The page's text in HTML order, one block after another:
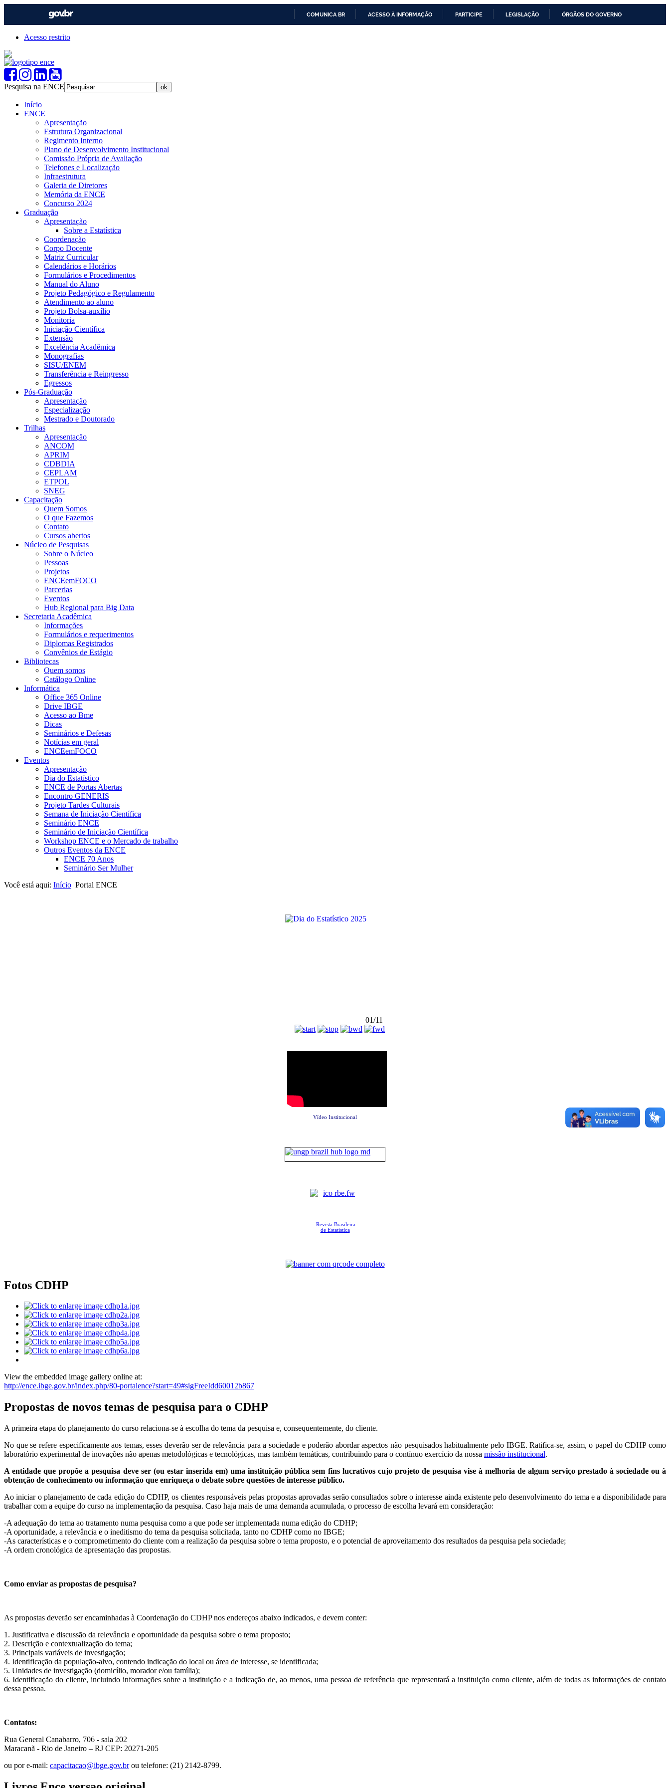
COMUNICA BR ACESSO À INFORMAÇÃO PARTICIPE LEGISLAÇÃO ÓRGÃOS DO GOVERNO
Acesso restrito
Pesquisa na ENCE
Início
ENCE
Apresentação
Estrutura Organizacional
Regimento Interno
Plano de Desenvolvimento Institucional
Comissão Própria de Avaliação
Telefones e Localização
Infraestrutura
Galeria de Diretores
Memória da ENCE
Concurso 2024
Graduação
Apresentação
Sobre a Estatística
Coordenação
Corpo Docente
Matriz Curricular
Calendários e Horários
Formulários e Procedimentos
Manual do Aluno
Projeto Pedagógico e Regulamento
Atendimento ao aluno
Projeto Bolsa-auxílio
Monitoria
Iniciação Científica
Extensão
Excelência Acadêmica
Monografias
SISU/ENEM
Transferência e Reingresso
Egressos
Pós-Graduação
Apresentação
Especialização
Mestrado e Doutorado
Trilhas
Apresentação
ANCOM
APRIM
CDBDIA
CEPLAM
ETPOL
SNEG
Capacitação
Quem Somos
O que Fazemos
Contato
Cursos abertos
Núcleo de Pesquisas
Sobre o Núcleo
Pessoas
Projetos
ENCEemFOCO
Parcerias
Eventos
Hub Regional para Big Data
Secretaria Acadêmica
Informações
Formulários e requerimentos
Diplomas Registrados
Convênios de Estágio
Bibliotecas
Quem somos
Catálogo Online
Informática
Office 365 Online
Drive IBGE
Acesso ao Bme
Dicas
Seminários e Defesas
Notícias em geral
ENCEemFOCO
Eventos
Apresentação
Dia do Estatístico
ENCE de Portas Abertas
Encontro GENERIS
Projeto Tardes Culturais
Semana de Iniciação Científica
Seminário ENCE
Seminário de Iniciação Científica
Workshop ENCE e o Mercado de trabalho
Outros Eventos da ENCE
ENCE 70 Anos
Seminário Ser Mulher
Você está aqui: Início Portal ENCE
01/11
Vídeo Institucional
Revista Brasileira
de Estatística
Fotos CDHP
View the embedded image gallery online at:
http://ence.ibge.gov.br/index.php/80-portalence?start=49#sigFreeIdd60012b867
Propostas de novos temas de pesquisa para o CDHP
A primeira etapa do planejamento do curso relaciona-se à escolha do tema da pesquisa e, consequentemente, do cliente.
No que se refere especificamente aos temas, esses deverão ser de relevância para a sociedade e poderão abordar aspectos não pesquisados habitualmente pelo IBGE. Ratifica-se, assim, o papel do CDHP como
laboratório experimental de inovações não apenas metodológicas e tecnológicas, mas também temáticas, contribuindo para o contínuo exercício da nossa missão institucional.
A entidade que propõe a pesquisa deve ser (ou estar inserida em) uma instituição pública sem fins lucrativos cujo projeto de pesquisa vise à melhoria de algum serviço prestado à sociedade ou à
obtenção de conhecimento ou informação que enriqueça o debate sobre questões de interesse público.
Ao iniciar o planejamento de cada edição do CDHP, os clientes responsáveis pelas propostas aprovadas serão consultados sobre o interesse ainda existente pelo desenvolvimento do tema e a disponibilidade para
trabalhar com a equipe do curso na implementação da pesquisa. Caso haja mais de uma demanda acumulada, o processo de escolha levará em consideração:
-A adequação do tema ao tratamento numa pesquisa como a que pode ser implementada numa edição do CDHP;
-A oportunidade, a relevância e o ineditismo do tema da pesquisa solicitada, tanto no CDHP como no IBGE;
-As características e o comprometimento do cliente com a realização da pesquisa sobre o tema proposto, e o potencial de aproveitamento dos resultados da pesquisa pela sociedade;
-A ordem cronológica de apresentação das propostas.
Como enviar as propostas de pesquisa?
As propostas deverão ser encaminhadas à Coordenação do CDHP nos endereços abaixo indicados, e devem conter:
1. Justificativa e discussão da relevância e oportunidade da pesquisa sobre o tema proposto;
2. Descrição e contextualização do tema;
3. Principais variáveis de investigação;
4. Identificação da população-alvo, contendo indicação do local ou área de interesse, se identificada;
5. Unidades de investigação (domicílio, morador e/ou família);
6. Identificação do cliente, incluindo informações sobre a instituição e a indicação de, ao menos, uma pessoa de referência que representará a instituição como cliente, além de todas as informações de contato
dessa pessoa.
Contatos:
Rua General Canabarro, 706 - sala 202
Maracanã - Rio de Janeiro – RJ CEP: 20271-205
ou por e-mail: capacitacao@ibge.gov.brou telefone: (21) 2142-8799.